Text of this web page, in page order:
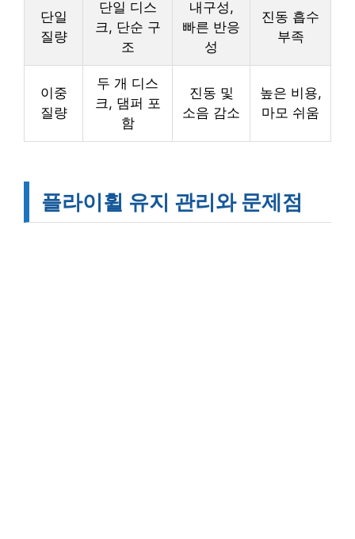
단일
질량
단일 디스
크, 단순 구
조
내구성,
빠른 반응
성
진동 흡수
부족
이중
질량
두 개 디스
크, 댐퍼 포
함
진동 및
소음 감소
높은 비용,
마모 쉬움
플라이휠 유지 관리와 문제점